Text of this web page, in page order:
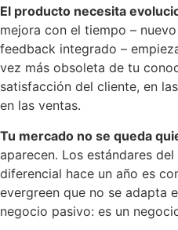
El producto necesita
mejora con el tiempo –
feedback integrado –
vez más obsoleta de tu
satisfacción del cliente, en
en las ventas.
Tu mercado no se queda
aparecen. Los estándares
diferencial hace un año es
evergreen que no se adapta
negocio pasivo: es un